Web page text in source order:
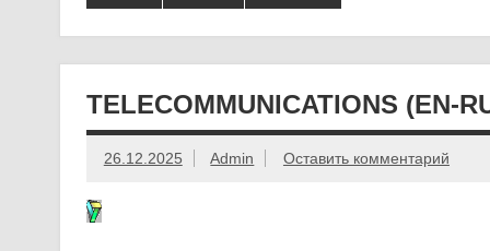
TELECOMMUNICATIONS (EN-
26.12.2025 Admin Оставить комментарий